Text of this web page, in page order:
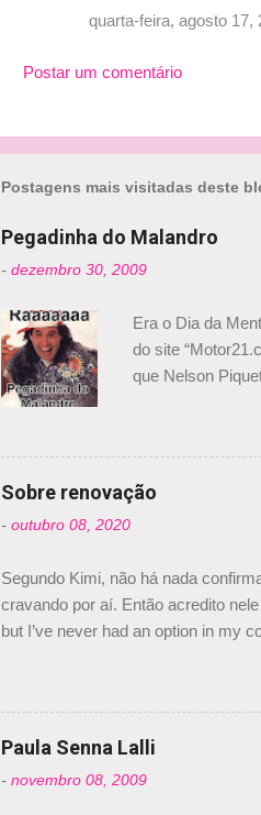
s
quarta-feira, agosto 17,
Postar um comentário
Postagens mais visitadas deste
Pegadinha do Malandro
- dezembro 30, 2009
Era o Dia da
do site
que Nelson
dirigente foi
verdade, nós
Senna, não
Sobre renovação
- outubro 08, 2020
Segundo Kimi, não há nada
cravando por aí. Então acredito
but I’ve never had an option in my
falando sobre o fato do Iceman
@RGrosjean ! #EifelGP 🇩🇪 #F1
Paula Senna Lalli
- novembro 08, 2009